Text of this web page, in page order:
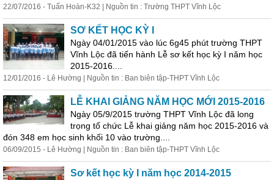
22/07/2016 - Tuấn Hoàn-K32 | Nguồn tin : Trường THPT Vĩnh Lộc
SƠ KẾT HỌC KỲ I
Ngày 04/01/2015 vào lúc 6g45 phút trường THPT
Vĩnh Lộc đã tiến hành Lễ sơ kết học kỳ I năm học
2015-2016....
12/01/2016 - Lê Hường | Nguồn tin : Ban biên tập-THPT Vĩnh Lộc
LỄ KHAI GIẢNG NĂM HỌC MỚI 2015-2016
Ngày 05/9/2015 trường THPT Vĩnh Lộc đã long
trọng tổ chức Lễ khai giảng năm học 2015-2016 và
đón 348 em học sinh khối 10 vào trường....
06/09/2015 - Lê Hường | Nguồn tin : Ban biên tập-THPT Vĩnh Lộc
Sơ kết học kỳ I năm học 2014-2015